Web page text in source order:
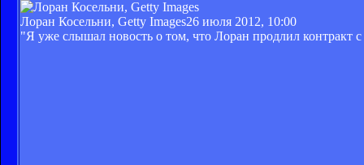
Лоран Косельни, Getty Images26 июля 2012, 10:00
"Я уже слышал новость о том, что Лоран продлил контракт